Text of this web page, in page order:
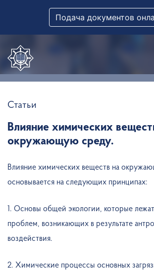
Подача документов
Статьи
Влияние химических
окружающую среду.
Влияние химических веществ на
основывается на следующих принципах:
1. Основы общей экологии, которые
проблем, возникающих в результате
воздействия.
2. Химические процессы основных